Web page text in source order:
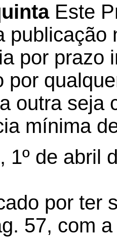
Este
publicação
por prazo
por
outra seja
mínima
1º de abril
por ter
57, com